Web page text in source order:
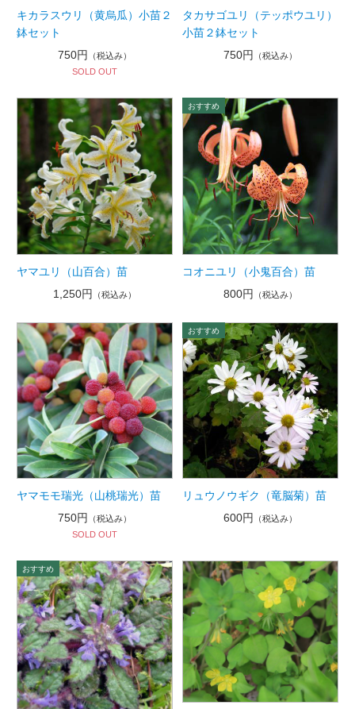
キカラスウリ（黄烏瓜）小苗２
鉢セット
750円
（税込み）
SOLD OUT
タカサゴユリ（テッポウユリ）
小苗２鉢セット
750円
（税込み）
ヤマユリ（山百合）苗
1,250円
（税込み）
コオニユリ（小鬼百合）苗
800円
（税込み）
ヤマモモ瑞光（山桃瑞光）苗
750円
（税込み）
SOLD OUT
リュウノウギク（竜脳菊）苗
600円
（税込み）